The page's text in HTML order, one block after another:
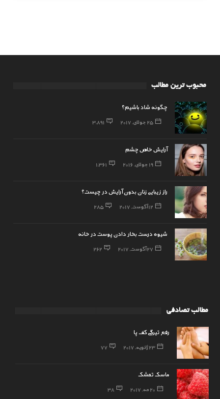
محبوب ترین مطالب
چگونه شاد باشیم؟
25 جولای, 2017 3,891
آرایش خاص چشم
19 جولای, 2016 1,361
راز زیبایی زنان بدون آرایش در چیست؟
12 آگوست, 2017 285
شیوه درست بخار دادن پوست در خانه
27 آگوست, 2017 262
مطالب تصادفی
رفع تیرگی کف پا
23 ژانویه, 2017 77
ماسک تمشک
20 مه, 2017 38